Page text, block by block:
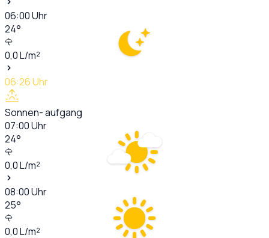
06:00Uhr
24°
0,0L/m²
06:26Uhr
Sonnen- aufgang
07:00Uhr
24°
0,0L/m²
08:00Uhr
25°
0,0L/m²